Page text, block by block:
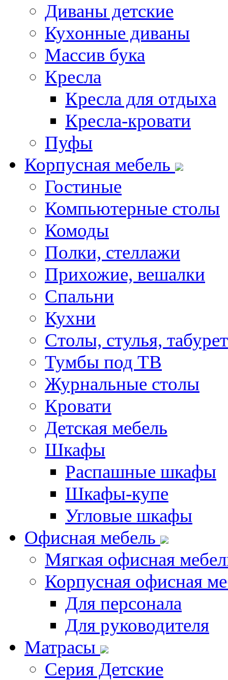
Диваны детские
Кухонные диваны
Массив бука
Кресла
Кресла для отдыха
Кресла-кровати
Пуфы
Корпусная мебель
Гостиные
Компьютерные столы
Комоды
Полки, стеллажи
Прихожие, вешалки
Спальни
Кухни
Столы, стулья,
Тумбы под ТВ
Журнальные столы
Кровати
Детская мебель
Шкафы
Распашные шкафы
Шкафы-купе
Угловые шкафы
Офисная мебель
Мягкая офисная
Корпусная офисная
Для персонала
Для руководителя
Матрасы
Серия Детские